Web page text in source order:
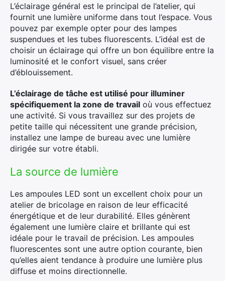
L’éclairage général est le principal de l’atelier, qui
fournit une lumière uniforme dans tout l’espace. Vous
pouvez par exemple opter pour des lampes
suspendues et les tubes fluorescents. L’idéal est de
choisir un éclairage qui offre un bon équilibre entre la
luminosité et le confort visuel, sans créer
d’éblouissement.
L’éclairage de tâche est utilisé pour illuminer
spécifiquement la zone de travail où vous effectuez
une activité. Si vous travaillez sur des projets de
petite taille qui nécessitent une grande précision,
installez une lampe de bureau avec une lumière
dirigée sur votre établi.
La source de lumière
Les ampoules LED sont un excellent choix pour un
atelier de bricolage en raison de leur efficacité
énergétique et de leur durabilité. Elles génèrent
également une lumière claire et brillante qui est
idéale pour le travail de précision. Les ampoules
fluorescentes sont une autre option courante, bien
qu’elles aient tendance à produire une lumière plus
diffuse et moins directionnelle.